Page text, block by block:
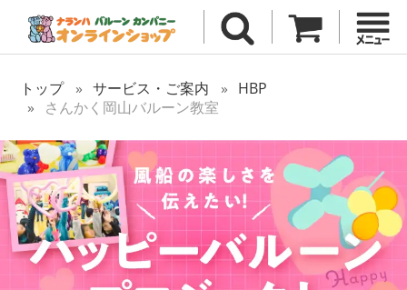
トップ サービス・ご案内
HBP
さんかく岡山バルーン教室